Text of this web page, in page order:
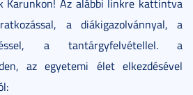
Karunkon! Az alábbi linkre kattintva
a diákigazolvánnyal, a
a tantárgyfelvétellel. a
az egyetemi élet elkezdésével